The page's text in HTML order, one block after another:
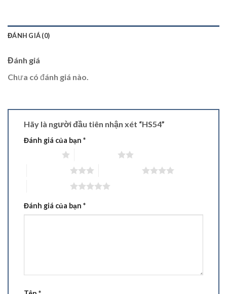
ĐÁNH GIÁ (0)
Đánh giá
Chưa có đánh giá nào.
Hãy là người đầu tiên nhận xét “HS54”
Đánh giá của bạn *
Đánh giá của bạn *